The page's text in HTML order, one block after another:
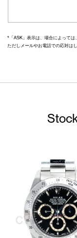
*「ASK」表示は、場合によっては
ただしメールやお電話での応対は